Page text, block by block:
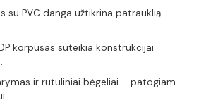
su PVC danga užtikrina patrauklią
korpusas suteikia konstrukcijai
ir rutuliniai bėgeliai – patogiam